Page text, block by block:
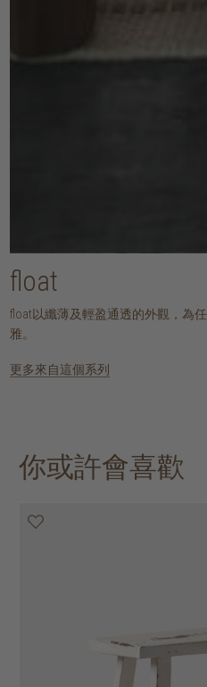
float
float以纖薄及輕盈通透的外觀，為
雅。
更多來自這個系列
你或許會喜歡